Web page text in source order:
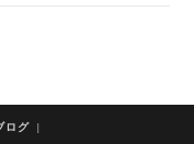
ログ